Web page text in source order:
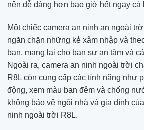
nên dễ dàng hơn bao giờ hết ngay cả
Một chiếc camera an ninh an ngoài
ngăn chặn những kẻ xâm nhập và
bạn, mang lại cho bạn sự an tâm và
Ngoài ra, camera an ninh ngoài trời
R8L còn cung cấp các tính năng như
động, xem màu ban đêm và chống
không bảo vệ ngôi nhà và gia đình
ninh ngoài trời R8L.